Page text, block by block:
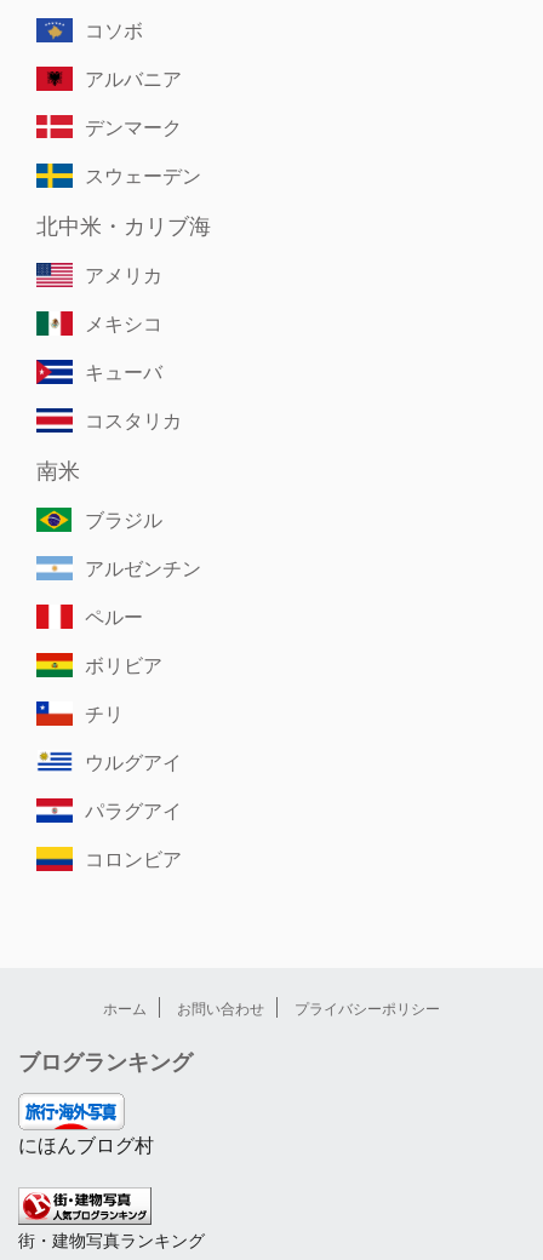
コソボ
アルバニア
デンマーク
スウェーデン
北中米・カリブ海
アメリカ
メキシコ
キューバ
コスタリカ
南米
ブラジル
アルゼンチン
ペルー
ボリビア
チリ
ウルグアイ
パラグアイ
コロンビア
ホーム お問い合わせ プライバシーポリシー
ブログランキング
にほんブログ村
街・建物写真ランキング